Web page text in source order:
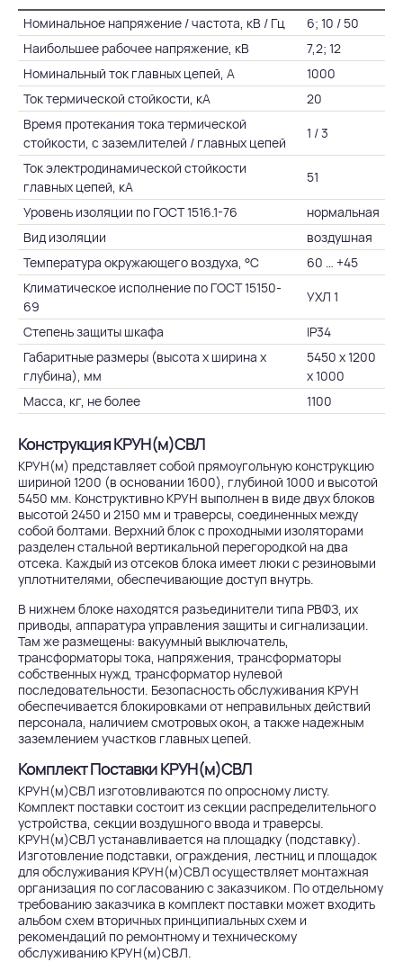
Номинальное напряжение / частота, кВ / Гц
6; 10 / 50
Наибольшее рабочее напряжение, кВ
7,2; 12
Номинальный ток главных цепей, А
1000
Ток термической стойкости, кА
20
Время протекания тока термической
стойкости, с заземлителей / главных цепей
1 / 3
Ток электродинамической стойкости
главных цепей, кА
51
Уровень изоляции по ГОСТ 1516.1-76
нормальная
Вид изоляции
воздушная
Температура окружающего воздуха, °C
60 … +45
Климатическое исполнение по ГОСТ 15150-
69
УХЛ 1
Степень защиты шкафа
IP34
Габаритные размеры (высота х ширина х
глубина), мм
5450 х 1200
х 1000
Масса, кг, не более
1100
Конструкция КРУН(м)СВЛ
КРУН(м) представляет собой прямоугольную конструкцию
шириной 1200 (в основании 1600), глубиной 1000 и высотой
5450 мм. Конструктивно КРУН выполнен в виде двух блоков
высотой 2450 и 2150 мм и траверсы, соединенных между
собой болтами. Верхний блок с проходными изоляторами
разделен стальной вертикальной перегородкой на два
отсека. Каждый из отсеков блока имеет люки с резиновыми
уплотнителями, обеспечивающие доступ внутрь.
В нижнем блоке находятся разъединители типа РВФЗ, их
приводы, аппаратура управления защиты и сигнализации.
Там же размещены: вакуумный выключатель,
трансформаторы тока, напряжения, трансформаторы
собственных нужд, трансформатор нулевой
последовательности. Безопасность обслуживания КРУН
обеспечивается блокировками от неправильных действий
персонала, наличием смотровых окон, а также надежным
заземлением участков главных цепей.
Комплект Поставки КРУН(м)СВЛ
КРУН(м)СВЛ изготовливаются по опросному листу.
Комплект поставки состоит из секции распределительного
устройства, секции воздушного ввода и траверсы.
КРУН(м)СВЛ устанавливается на площадку (подставку).
Изготовление подставки, ограждения, лестниц и площадок
для обслуживания КРУН(м)СВЛ осуществляет монтажная
организация по согласованию с заказчиком. По отдельному
требованию заказчика в комплект поставки может входить
альбом схем вторичных принципиальных схем и
рекомендаций по ремонтному и техническому
обслуживанию КРУН(м)СВЛ.